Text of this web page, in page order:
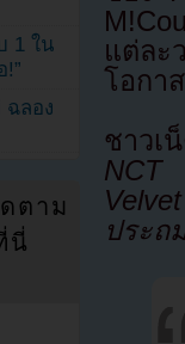
แต่ละ
โอกา
ชาวเ
NCT
ประถ
1 ใน
!”
ฉลอง
ตาม
นี่